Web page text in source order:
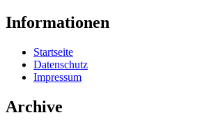
Informationen
Startseite
Datenschutz
Impressum
Archive